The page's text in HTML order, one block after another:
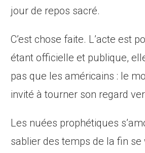
jour de repos sacré.
C’est chose faite. L’acte est
étant officielle et publique,
pas que les américains : le
invité à tourner son regard
Les nuées prophétiques
sablier des temps de la fin se